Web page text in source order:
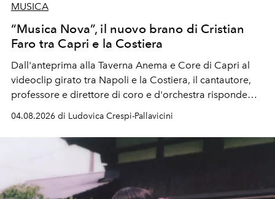
MUSICA
“Musica Nova”, il nuovo brano di Cristian
Faro tra Capri e la Costiera
Dall'anteprima alla Taverna Anema e Core di Capri al
videoclip girato tra Napoli e la Costiera, il cantautore,
professore e direttore di coro e d'orchestra risponde
alla violenza con un messaggio d'amore.
04.08.2026 di Ludovica Crespi-Pallavicini